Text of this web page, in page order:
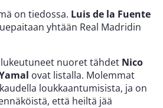
on tiedossa. Luis de la Fuente
yhtään Real Madridin
nuoret tähdet Nico
ovat listalla. Molemmat
loukkaantumisista, ja on
että heiltä jää